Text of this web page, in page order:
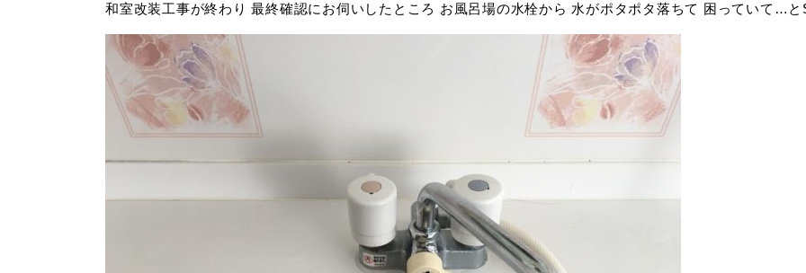
和室改装工事が終わり 最終確認にお伺いしたところ お風呂場の水栓から 水がポタポタ落ちて 困っていて…と